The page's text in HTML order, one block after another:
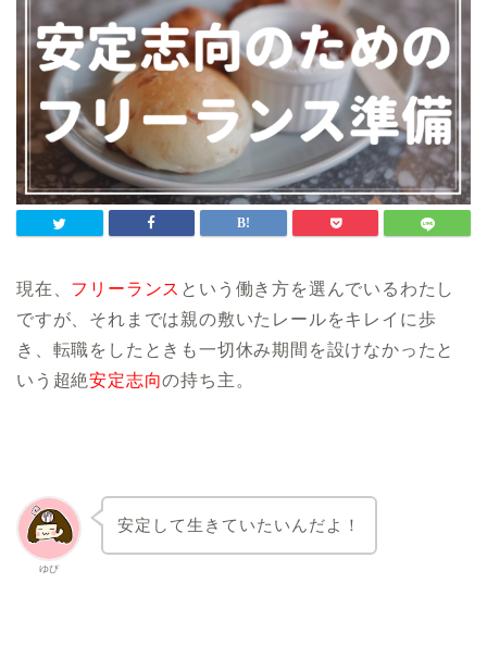
現在、 フリーランス という働き方を選んでいるわたし
ですが、それまでは親の敷いたレールをキレイに歩
き、転職をしたときも一切休み期間を設けなかったと
いう超絶安定志向の持ち主。
ゆぴ
安定して生きていたいんだよ！